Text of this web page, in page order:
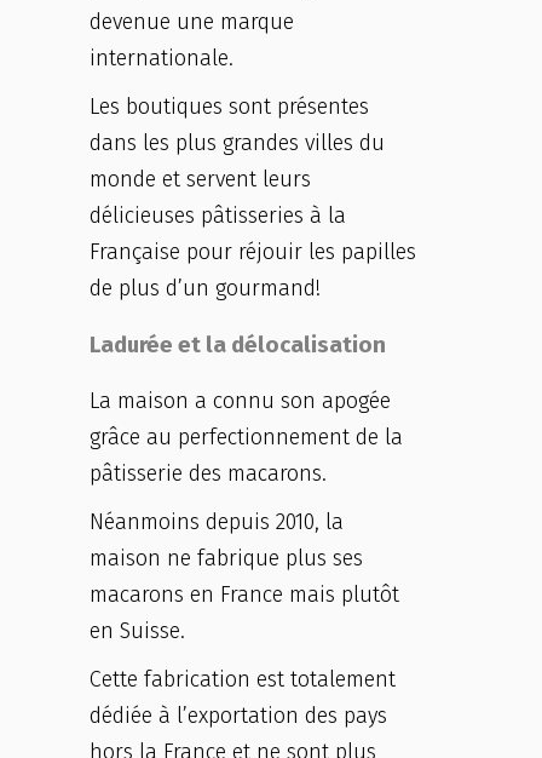
devenue une marque
internationale.
Les boutiques sont présentes
dans les plus grandes villes du
monde et servent leurs
délicieuses pâtisseries à la
Française pour réjouir les papilles
de plus d’un gourmand!
Ladurée et la délocalisation
La maison a connu son apogée
grâce au perfectionnement de la
pâtisserie des macarons.
Néanmoins depuis 2010, la
maison ne fabrique plus ses
macarons en France mais plutôt
en Suisse.
Cette fabrication est totalement
dédiée à l’exportation des pays
hors la France et ne sont plus